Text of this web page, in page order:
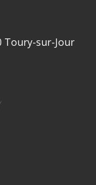
Toury-sur-Jour